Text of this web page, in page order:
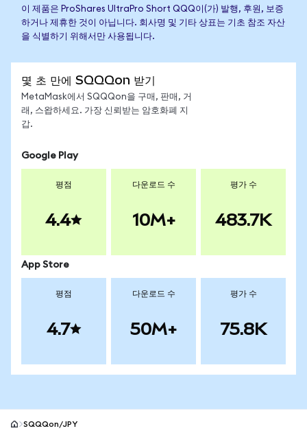
이 제품은 ProShares UltraPro Short QQQ이(가) 발행, 후원, 보증
하거나 제휴한 것이 아닙니다. 회사명 및 기타 상표는 기초 참조 자산
을 식별하기 위해서만 사용됩니다.
몇 초 만에 SQQQon 받기
MetaMask에서 SQQQon을 구매, 판매, 거
래, 스왑하세요. 가장 신뢰받는 암호화폐 지
갑.
Google Play
평점
4.4
다운로드 수
10M+
평가 수
483.7K
App Store
평점
4.7
다운로드 수
50M+
평가 수
75.8K
SQQQon/JPY